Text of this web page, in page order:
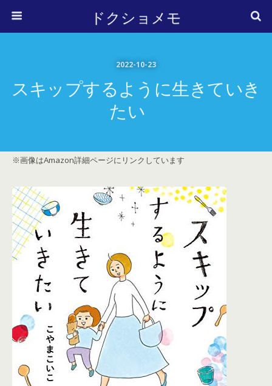
ドクショメモ
2022-10-23
スキップするように生きていき
たい
※画像はAmazon詳細ページにリンクしています